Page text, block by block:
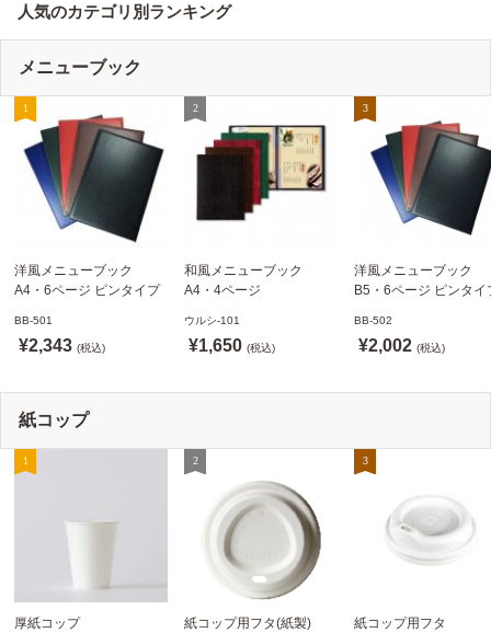
人気のカテゴリ別ランキング
メニューブック
洋風メニューブック
A4・6ページ ピンタイプ
ニュー えいむ(Aim)【当日
発送可】
BB-501
¥2,343 (税込)
和風メニューブック
A4・4ページ
ウルシ-101 シンビ
(SHIMBI)【当日発送可】
ウルシ-101
¥1,650 (税込)
洋風メニューブック
B5・6ページ ピンタイ
ニュー6P えいむ(Aim)
BB-502
¥2,002 (税込)
紙コップ
厚紙コップ
紙コップ用フタ(紙製)
紙コップ用フタ